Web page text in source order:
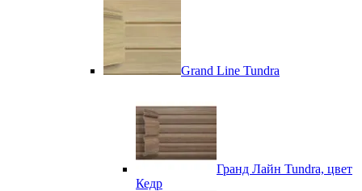
Grand Line Tundra
Гранд Лайн Tundra, цвет
Кедр